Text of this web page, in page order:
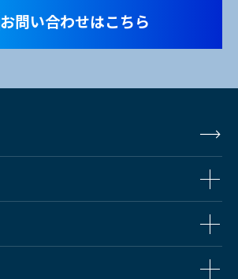
お問い合わせはこちら